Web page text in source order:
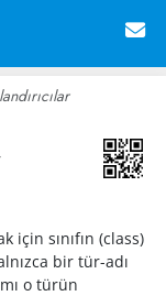
için sınıfın (class)
bir tür-adı
o türün